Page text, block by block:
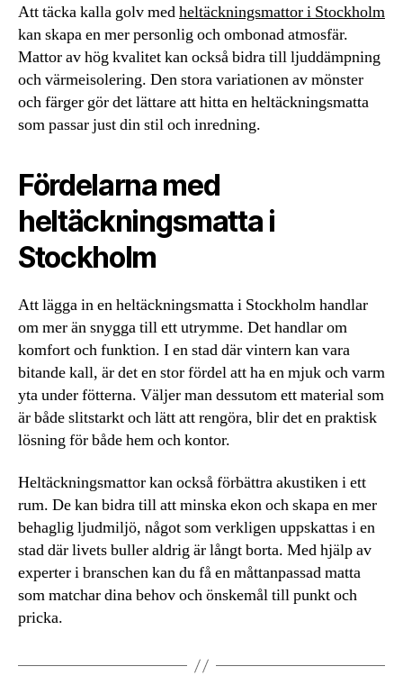
Att täcka kalla golv medheltäckningsmattor i Stockholm
kan skapa en mer personlig och ombonad atmosfär.
Mattor av hög kvalitet kan också bidra till ljuddämpning
och värmeisolering. Den stora variationen av mönster
och färger gör det lättare att hitta en heltäckningsmatta
som passar just din stil och inredning.
Fördelarna med
heltäckningsmatta i
Stockholm
Att lägga in en heltäckningsmatta i Stockholm handlar
om mer än snygga till ett utrymme. Det handlar om
komfort och funktion. I en stad där vintern kan vara
bitande kall, är det en stor fördel att ha en mjuk och varm
yta under fötterna. Väljer man dessutom ett material som
är både slitstarkt och lätt att rengöra, blir det en praktisk
lösning för både hem och kontor.
Heltäckningsmattor kan också förbättra akustiken i ett
rum. De kan bidra till att minska ekon och skapa en mer
behaglig ljudmiljö, något som verkligen uppskattas i en
stad där livets buller aldrig är långt borta. Med hjälp av
experter i branschen kan du få en måttanpassad matta
som matchar dina behov och önskemål till punkt och
pricka.